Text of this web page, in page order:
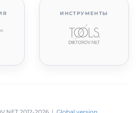
ИНСТРУМЕНТЫ